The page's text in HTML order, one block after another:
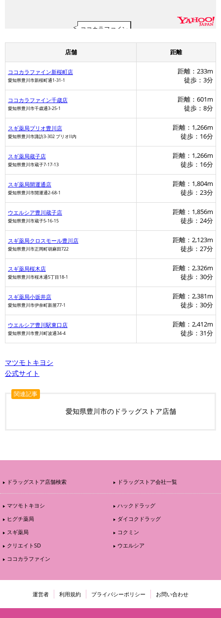
ココカラファイン
店舗 距離
ココカラファイン新桜町店
愛知県豊川市新桜町通1-31-1
距離：233m
徒歩：3分
ココカラファイン千歳店
愛知県豊川市千歳通3-25-1
距離：601m
徒歩：8分
スギ薬局プリオ豊川店
愛知県豊川市諏訪3-302 プリオII内
距離：1,266m
徒歩：16分
スギ薬局蔵子店
愛知県豊川市蔵子7-17-13
距離：1,266m
徒歩：16分
スギ薬局開運通店
愛知県豊川市開運通2-68-1
距離：1,804m
徒歩：23分
ウエルシア豊川蔵子店
愛知県豊川市蔵子5-16-15
距離：1,856m
徒歩：24分
スギ薬局クロスモール豊川店
愛知県豊川市正岡町胡麻田722
距離：2,123m
徒歩：27分
スギ薬局桜木店
愛知県豊川市桜木通5丁目18-1
距離：2,326m
徒歩：30分
スギ薬局小坂井店
愛知県豊川市伊奈町新屋77-1
距離：2,381m
徒歩：30分
ウエルシア豊川駅東口店
愛知県豊川市豊川町波通34-4
距離：2,412m
徒歩：31分
マツモトキヨシ
公式サイト
関連記事
愛知県豊川市のドラッグストア店舗
ドラッグストア店舗検索 ドラッグストア会社一覧
マツモトキヨシ
ハックドラッグ
ヒグチ薬局
ダイコクドラッグ
スギ薬局
コクミン
クリエイトSD
ウエルシア
ココカラファイン
運営者 利用規約 プライバシーポリシー お問い合わせ